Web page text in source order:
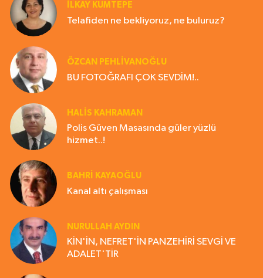
İLKAY KUMTEPE
Telafiden ne bekliyoruz, ne buluruz?
ÖZCAN PEHLİVANOĞLU
BU FOTOĞRAFI ÇOK SEVDİM!..
HALIS KAHRAMAN
Polis Güven Masasında güler yüzlü
hizmet..!
BAHRI KAYAOĞLU
Kanal altı çalışması
NURULLAH AYDIN
KİN'İN, NEFRET'İN PANZEHİRİ SEVGİ VE
ADALET'TİR